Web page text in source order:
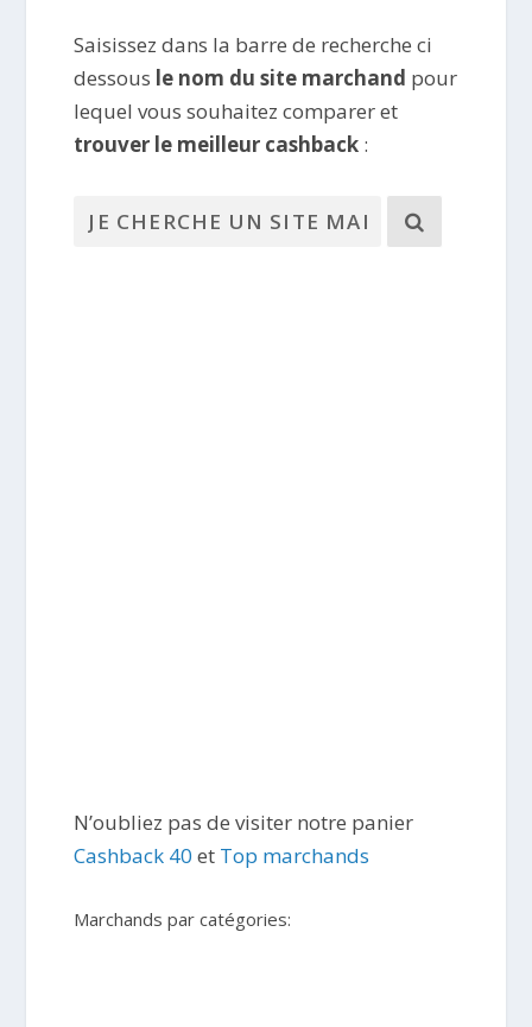
Saisissez dans la barre de recherche ci
dessous le nom du site marchand pour
lequel vous souhaitez comparer et
trouver le meilleur cashback :
N’oubliez pas de visiter notre panier
Cashback 40 et Top marchands
Marchands par catégories: